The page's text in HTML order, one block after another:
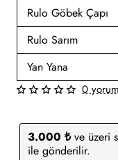
Rulo Göbek Çapı
Rulo Sarım
Yan Yana
3.000 ₺ve üzeri
ile gönderilir.
0 yorum